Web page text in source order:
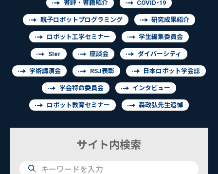
書評・書籍紹介 COVID-19
親子ロボットプログラミング 研究成果紹介
ロボット工学セミナー 学生編集委員会
SIer 座談会 ダイバーシティ
学術講演会 RSJ表彰 日本ロボット学会誌
学会特命委員会 インタビュー
ロボット教育セミナー 森政弘先生追悼
サイト内検索